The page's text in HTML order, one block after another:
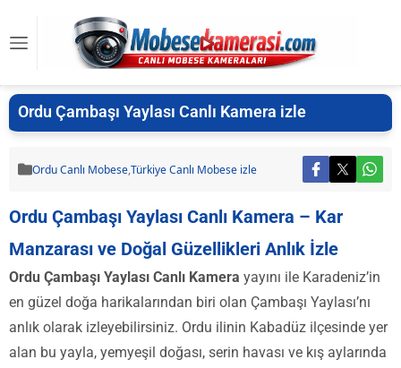
Ordu Çambaşı Yaylası Canlı Kamera izle
Ordu Canlı Mobese,Türkiye Canlı Mobese izle
Ordu Çambaşı Yaylası Canlı Kamera – Kar
Manzarası ve Doğal Güzellikleri Anlık İzle
Ordu Çambaşı Yaylası Canlı Kamera yayını ile Karadeniz’in
en güzel doğa harikalarından biri olan Çambaşı Yaylası’nı
anlık olarak izleyebilirsiniz. Ordu ilinin Kabadüz ilçesinde yer
alan bu yayla, yemyeşil doğası, serin havası ve kış aylarında